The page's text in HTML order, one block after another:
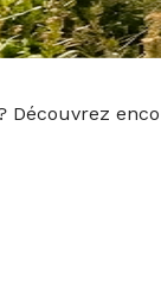
Découvrez